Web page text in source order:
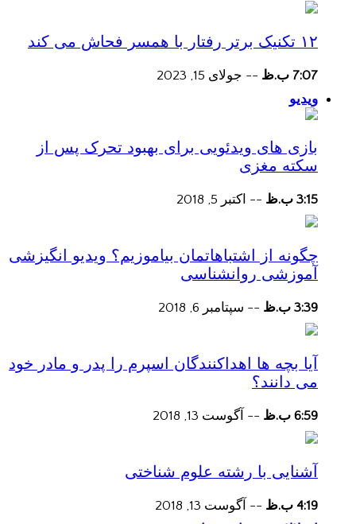
۱۲ تکنیک برتر رفتار با همسر فحاش می کند
7:07 ب.ظ -- جولای 15, 2023
ویدیو
بازی های ویدئویی برای بهبود تحرک پس از
سکته مغزی
3:15 ب.ظ -- اکتبر 5, 2018
چگونه از اشتباهاتمان بیاموزیم؟ ویدیو انگیزشی
آموزشی روانشناسی
3:39 ب.ظ -- سپتامبر 6, 2018
آیا بچه ها اهداکنندگان اسپرم را پدر و مادر خود
می دانند؟
6:59 ب.ظ -- آگوست 13, 2018
آشنایی با رشته علوم شناختی
4:19 ب.ظ -- آگوست 13, 2018